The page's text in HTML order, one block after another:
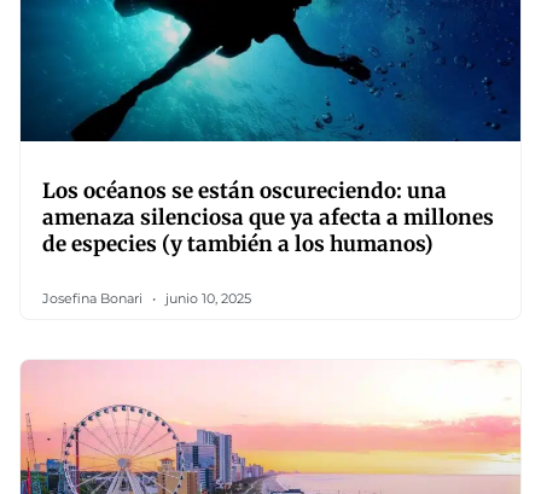
Los océanos se están oscureciendo: una
amenaza silenciosa que ya afecta a millones
de especies (y también a los humanos)
Josefina Bonari junio 10, 2025